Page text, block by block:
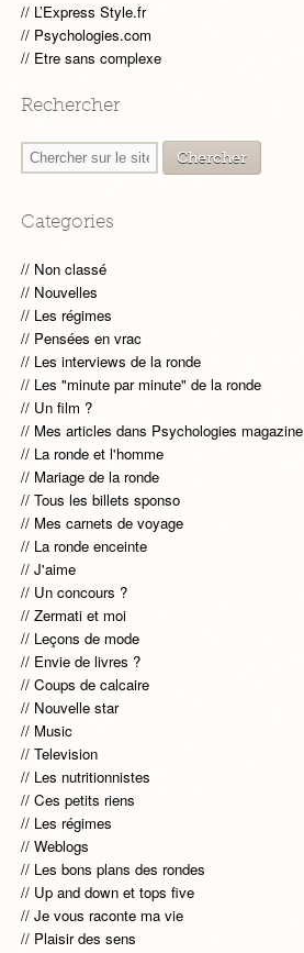
L’Express Style.fr
Psychologies.com
Etre sans complexe
Rechercher
Categories
Non classé
Nouvelles
Les régimes
Pensées en vrac
Les interviews de la ronde
Les "minute par minute" de la ronde
Un film ?
Mes articles dans Psychologies magazine
La ronde et l'homme
Mariage de la ronde
Tous les billets sponso
Mes carnets de voyage
La ronde enceinte
J'aime
Un concours ?
Zermati et moi
Leçons de mode
Envie de livres ?
Coups de calcaire
Nouvelle star
Music
Television
Les nutritionnistes
Ces petits riens
Les régimes
Weblogs
Les bons plans des rondes
Up and down et tops five
Je vous raconte ma vie
Plaisir des sens